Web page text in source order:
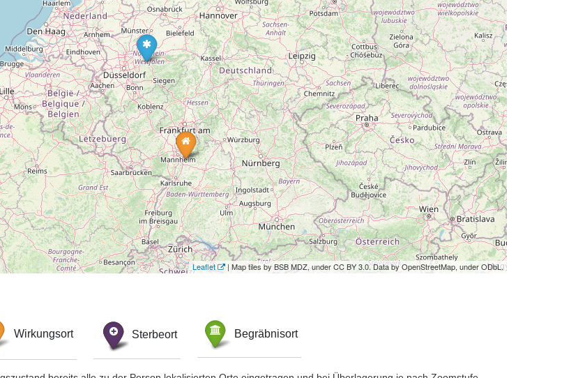
Leaflet | Map tiles by BSB MDZ, under CC BY 3.0. Data by OpenStreetMap, under ODbL.
Wirkungsort Sterbeort Begräbnisort